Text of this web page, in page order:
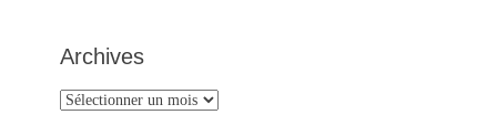
Archives
Archives